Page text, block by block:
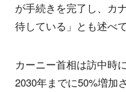
が手続きを完了し、カ
待している」とも述べ
カーニー首相は訪中時
2030年までに50%増加